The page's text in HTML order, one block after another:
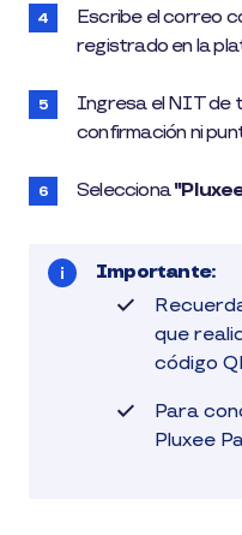
Escribe el correo
registrado en la
Ingresa el NIT de
confirmación ni
Selecciona
Importante:
que
código
Para
Pluxee